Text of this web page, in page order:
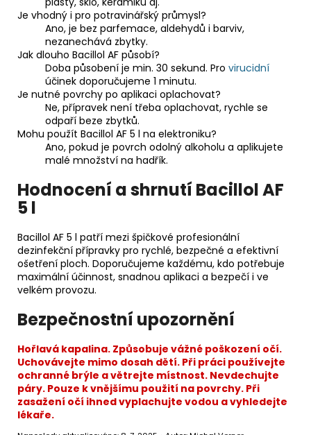
Je vhodný i pro potravinářský průmysl?
Ano, je bez parfemace, aldehydů i barviv,
nezanechává zbytky.
Jak dlouho Bacillol AF působí?
Doba působení je min. 30 sekund. Pro virucidní
účinek doporučujeme 1 minutu.
Je nutné povrchy po aplikaci oplachovat?
Ne, přípravek není třeba oplachovat, rychle se
odpaří beze zbytků.
Mohu použít Bacillol AF 5 l na elektroniku?
Ano, pokud je povrch odolný alkoholu a aplikujete
malé množství na hadřík.
Hodnocení a shrnutí Bacillol AF
5 l
Bacillol AF 5 l patří mezi špičkové profesionální
dezinfekční přípravky pro rychlé, bezpečné a efektivní
ošetření ploch. Doporučujeme každému, kdo potřebuje
maximální účinnost, snadnou aplikaci a bezpečí i ve
velkém provozu.
Bezpečnostní upozornění
Hořlavá kapalina. Způsobuje vážné poškození očí.
Uchovávejte mimo dosah dětí. Při práci používejte
ochranné brýle a větrejte místnost. Nevdechujte
páry. Pouze k vnějšímu použití na povrchy. Při
zasažení očí ihned vyplachujte vodou a vyhledejte
lékaře.